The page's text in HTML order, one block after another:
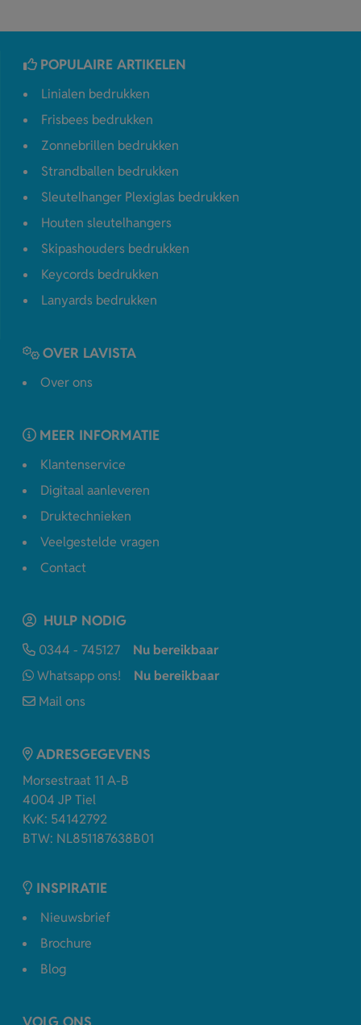
POPULAIRE ARTIKELEN
Linialen bedrukken
Frisbees bedrukken
Zonnebrillen bedrukken
Strandballen bedrukken
Sleutelhanger Plexiglas bedrukken
Houten sleutelhangers
Skipashouders bedrukken
Keycords bedrukken
Lanyards bedrukken
OVER LAVISTA
Over ons
MEER INFORMATIE
Klantenservice
Digitaal aanleveren
Druktechnieken
Veelgestelde vragen
Contact
HULP NODIG
0344 - 745127
Nu bereikbaar
Whatsapp ons!
Nu bereikbaar
Mail ons
ADRESGEGEVENS
Morsestraat 11 A-B
4004 JP Tiel
KvK: 54142792
BTW: NL851187638B01
INSPIRATIE
Nieuwsbrief
Brochure
Blog